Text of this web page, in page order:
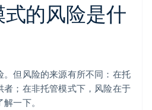
的风险是什
。但风险的来源有所不同：在托
者；在非托管模式下，风险在于
一下。